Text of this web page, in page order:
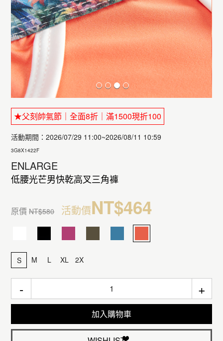
★父刻帥氣節｜全面8折｜滿1500現折100
活動期間：2026/07/29 11:00~2026/08/11 10:59
3G8X1422F
ENLARGE
低腰光芒男快乾高叉三角褲
原價NT$580 活動價NT$464
S M L XL 2X
- +
加入購物車